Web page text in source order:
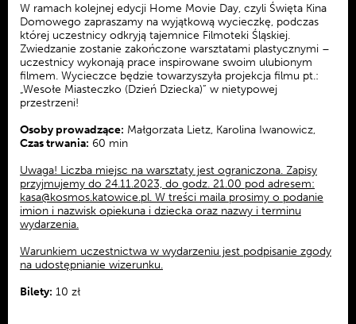
W ramach kolejnej edycji Home Movie Day, czyli Święta Kina
Domowego zapraszamy na wyjątkową wycieczkę, podczas
której uczestnicy odkryją tajemnice Filmoteki Śląskiej.
Zwiedzanie zostanie zakończone warsztatami plastycznymi –
uczestnicy wykonają prace inspirowane swoim ulubionym
filmem. Wycieczce będzie towarzyszyła projekcja filmu pt.:
„Wesołe Miasteczko (Dzień Dziecka)” w nietypowej
przestrzeni!
Osoby prowadzące: Małgorzata Lietz, Karolina Iwanowicz,
Czas trwania: 60 min
Uwaga! Liczba miejsc na warsztaty jest ograniczona. Zapisy
przyjmujemy do 24.11.2023, do godz. 21.00 pod adresem:
kasa@kosmos.katowice.pl. W treści maila prosimy o podanie
imion i nazwisk opiekuna i dziecka oraz nazwy i terminu
wydarzenia.
Warunkiem uczestnictwa w wydarzeniu jest podpisanie zgody
na udostępnianie wizerunku.
Bilety: 10 zł